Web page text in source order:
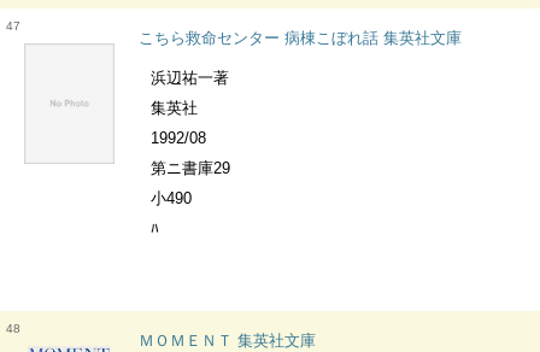
47
こちら救命センター 病棟こぼれ話 集英社文庫
浜辺祐一著
集英社
1992/08
第ニ書庫29
小490
ﾊ
48
ＭＯＭＥＮＴ 集英社文庫